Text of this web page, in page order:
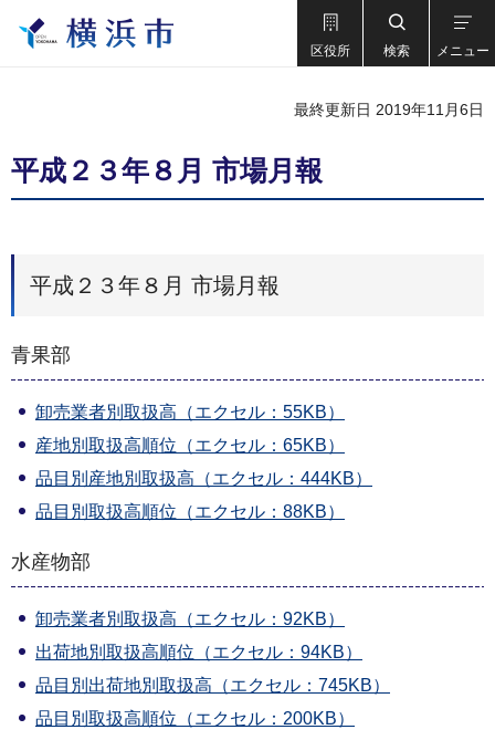
区役所 検索 メニュー
最終更新日 2019年11月6日
平成２３年８月 市場月報
平成２３年８月 市場月報
青果部
卸売業者別取扱高（エクセル：55KB）
産地別取扱高順位（エクセル：65KB）
品目別産地別取扱高（エクセル：444KB）
品目別取扱高順位（エクセル：88KB）
水産物部
卸売業者別取扱高（エクセル：92KB）
出荷地別取扱高順位（エクセル：94KB）
品目別出荷地別取扱高（エクセル：745KB）
品目別取扱高順位（エクセル：200KB）